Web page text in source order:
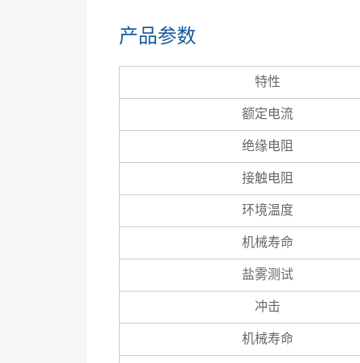
产品参数
特性
额定电流
绝缘电阻
接触电阻
环境温度
机械寿命
盐雾测试
冲击
机械寿命